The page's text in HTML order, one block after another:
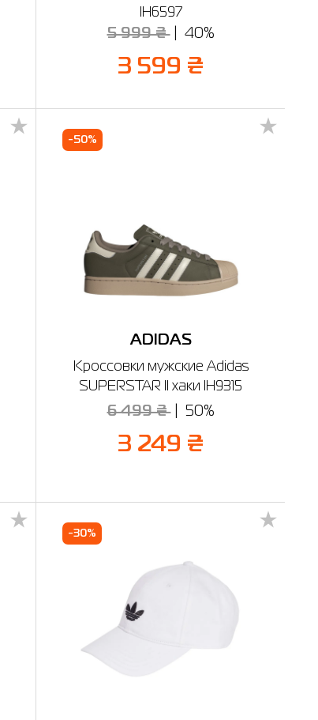
IH6597
5 999 ₴ 40%
3 599 ₴
-50%
ADIDAS
Кроссовки мужские Adidas
SUPERSTAR II хаки IH9315
6 499 ₴ 50%
3 249 ₴
-30%